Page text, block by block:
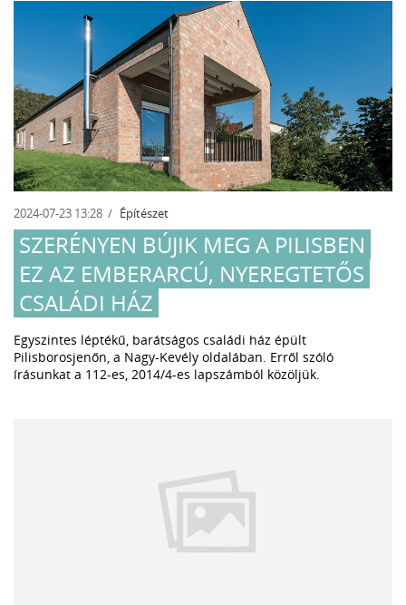
2024-07-23 13:28 Építészet
SZERÉNYEN BÚJIK MEG A PILISBEN
EZ AZ EMBERARCÚ, NYEREGTETŐS
CSALÁDI HÁZ
Egyszintes léptékű, barátságos családi ház épült
Pilisborosjenőn, a Nagy-Kevély oldalában. Erről szóló
írásunkat a 112-es, 2014/4-es lapszámból közöljük.